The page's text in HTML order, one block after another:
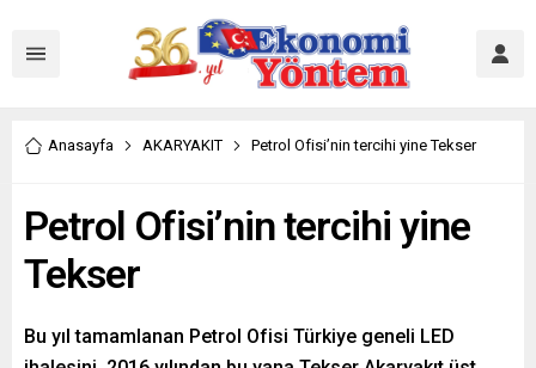
Anasayfa AKARYAKIT Petrol Ofisi’nin tercihi yine Tekser
Petrol Ofisi’nin tercihi yine
Tekser
Bu yıl tamamlanan Petrol Ofisi Türkiye geneli LED